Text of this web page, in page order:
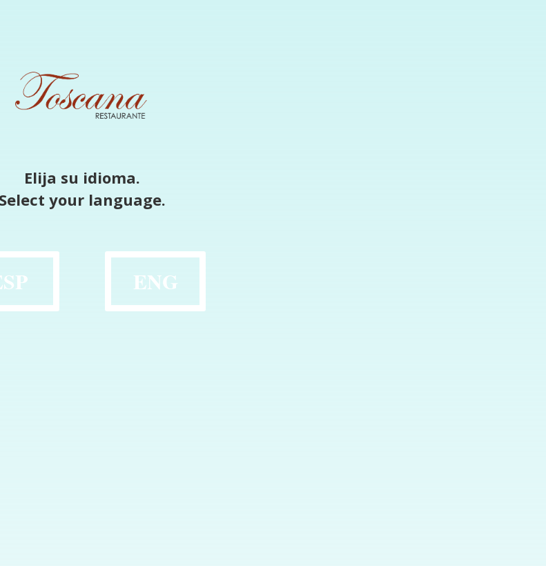
Elija su idioma.
Select your language.
ENG